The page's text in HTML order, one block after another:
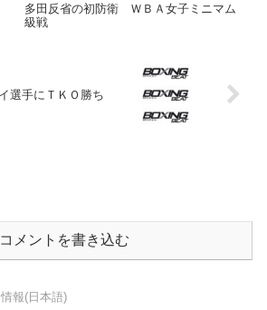
多田反省の初防衛 ＷＢＡ女子ミニマム
級戦
選手にＴＫＯ勝ち
コメントを書き込む
報(日本語)